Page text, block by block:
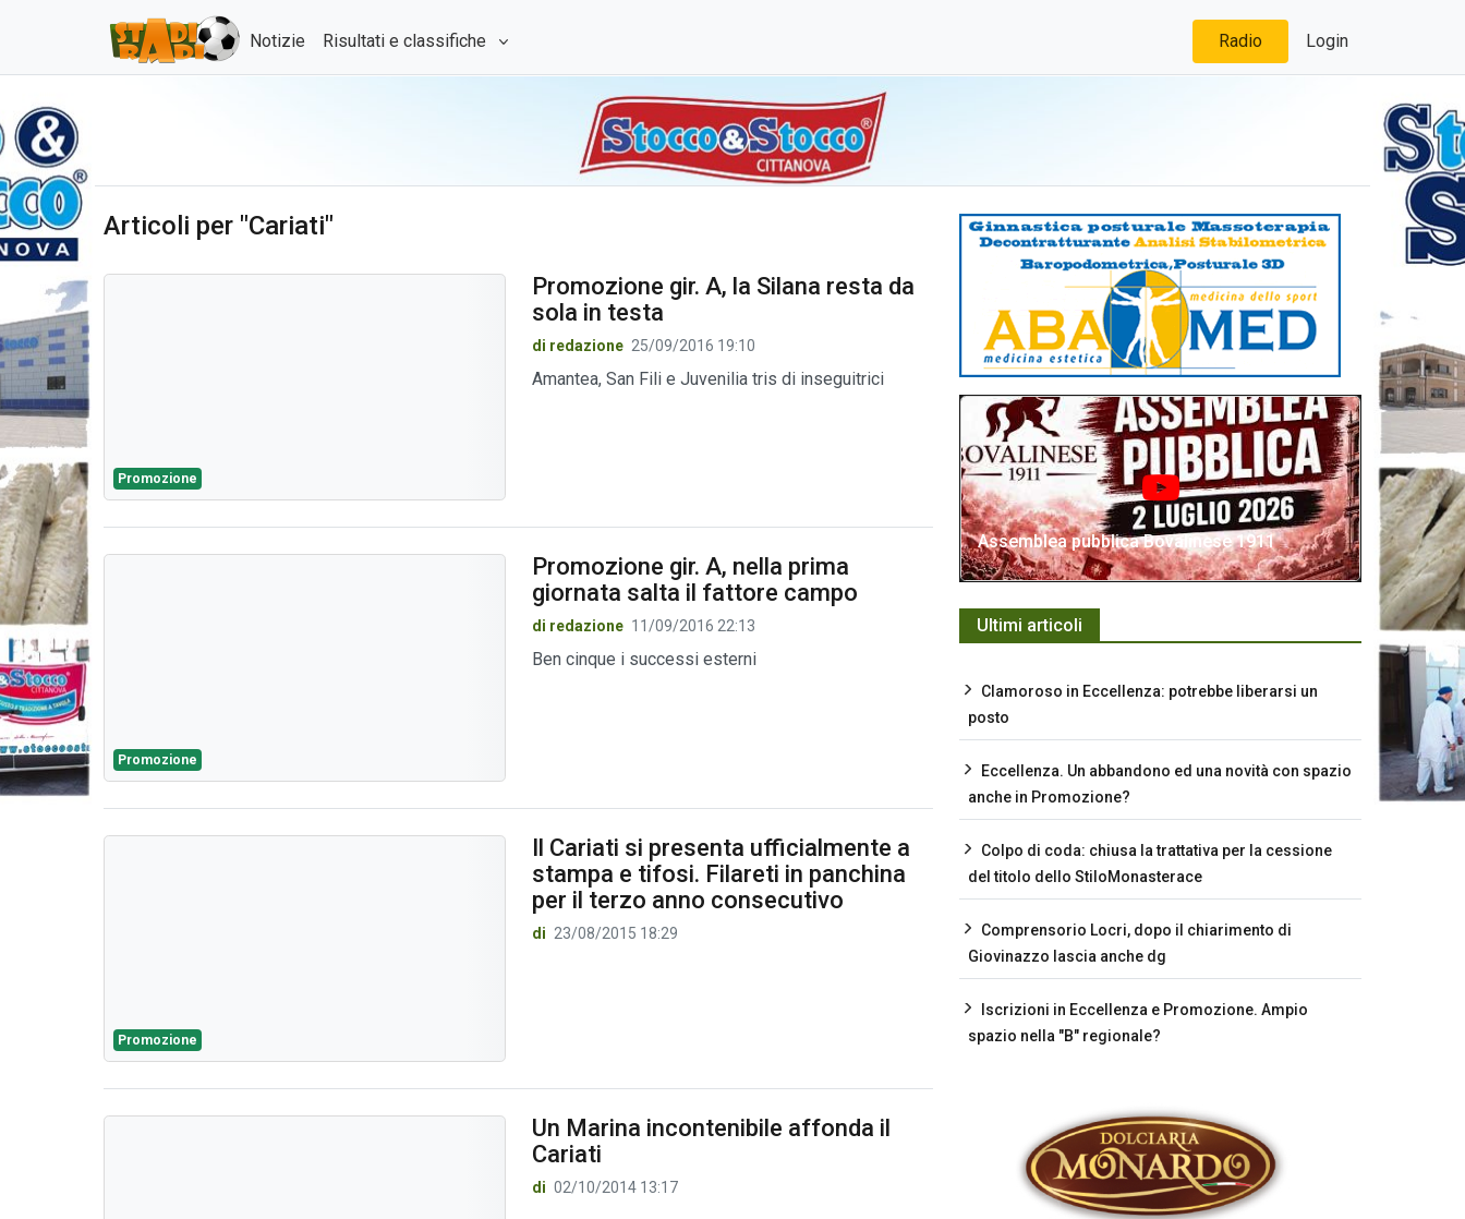
Notizie Risultati e classifiche Radio Login
Articoli per "Cariati"
Promozione
Promozione gir. A, la Silana resta da
sola in testa
di redazione 25/09/2016 19:10
Amantea, San Fili e Juvenilia tris di inseguitrici
Promozione
Promozione gir. A, nella prima
giornata salta il fattore campo
di redazione 11/09/2016 22:13
Ben cinque i successi esterni
Promozione
Il Cariati si presenta ufficialmente a
stampa e tifosi. Filareti in panchina
per il terzo anno consecutivo
di 23/08/2015 18:29
Un Marina incontenibile affonda il
Cariati
di 02/10/2014 13:17
Assemblea pubblica Bovalinese 1911
Ultimi articoli
Clamoroso in Eccellenza: potrebbe liberarsi un
posto
Eccellenza. Un abbandono ed una novità con spazio
anche in Promozione?
Colpo di coda: chiusa la trattativa per la cessione
del titolo dello StiloMonasterace
Comprensorio Locri, dopo il chiarimento di
Giovinazzo lascia anche dg
Iscrizioni in Eccellenza e Promozione. Ampio
spazio nella "B" regionale?